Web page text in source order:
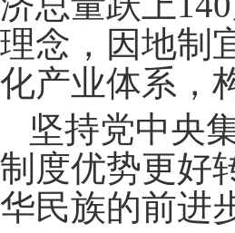
理念，因地制
化产业体系，
坚持党中央
制度优势更好
华民族的前进